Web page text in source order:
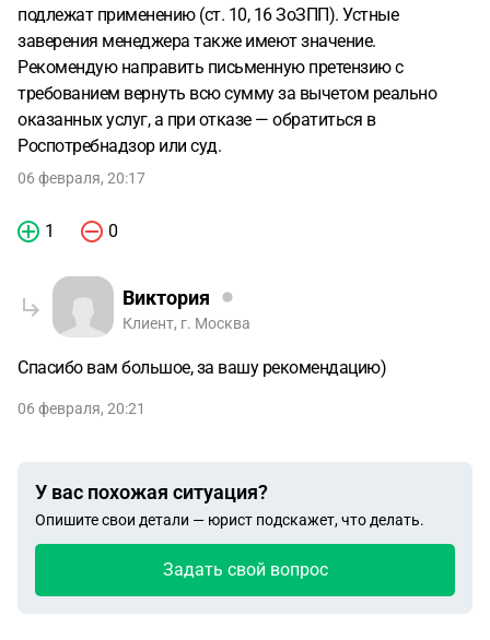
подлежат применению (ст. 10, 16 ЗоЗПП). Устные
заверения менеджера также имеют значение.
Рекомендую направить письменную претензию с
требованием вернуть всю сумму за вычетом реально
оказанных услуг, а при отказе — обратиться в
Роспотребнадзор или суд.
06 февраля, 20:17
1 0
Виктория
Клиент, г. Москва
Спасибо вам большое, за вашу рекомендацию)
06 февраля, 20:21
У вас похожая ситуация?
Опишите свои детали — юрист подскажет, что делать.
Задать свой вопрос